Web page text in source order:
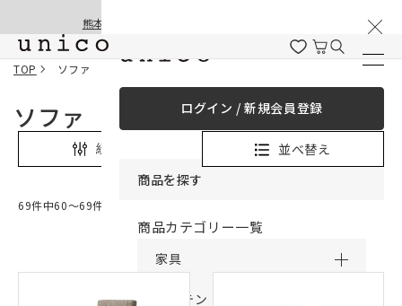
熊本地震の影響による配送遅延と停止について
ログイン / 新規会員登録
商品を探す
商品カテゴリー一覧
家具
カーテン
TOP ソファ
ソファ
絞り込み 並べ替え
69件中60〜69件表示